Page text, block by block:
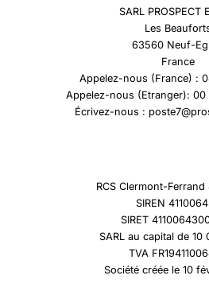
SARL PROSPECT
Les
63560 Neuf-
France
Appelez-nous (France) :
Appelez-nous (Etranger):
Écrivez-nous :
RCS Clermont-Ferrand
SIREN
SIRET
SARL au capital de 10
TVA
Société créée le 10